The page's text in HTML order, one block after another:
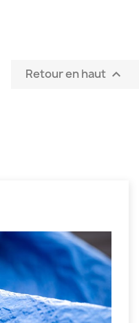
Retour en haut 